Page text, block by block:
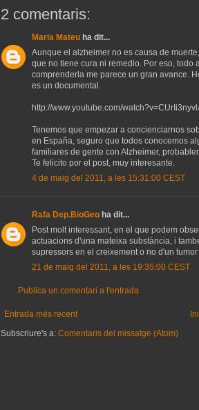
2 comentaris:
Maria Mateu ha dit...
Aunque el alzheimer no es causa de
que no tiene cura ni remedio. Por eso,
comprenderla me parece un gran avance.
es un documental.
http://www.youtube.com/
Tenemos que empezar a concienciarnos
en España, seguro que todos conocemos
familiares de gente con Alzheimer,
Te felicito por el post, muy interesante.
4 de maig del 2011, a les 15:31:00 CEST
Rafa Dep.BioGeo ha dit...
Post molt interessant, en el que podem
actuacions d'una mateixa substància, i
supressors en el creixement o no d'un tumor
21 de maig del 2011, a les 19:35:00 CEST
Publica un comentari a l'entrada
Entrada més recent
Subscriure's a: Comentaris del missatge (Atom)